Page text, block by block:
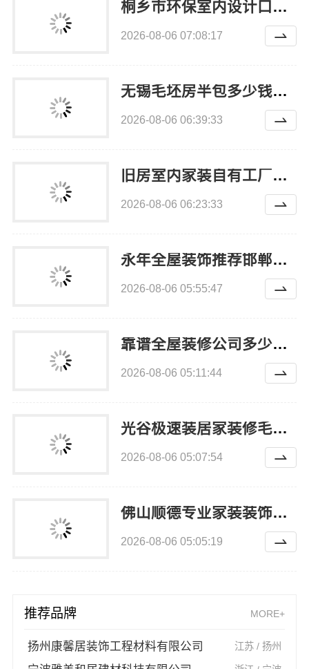
桐乡市环保室内设计口碑，嘉兴锦居装饰材料有限公司
2026-08-06 07:08:17
无锡毛坯房半包多少钱？无锡亿莱居装饰工程材料有限公司
2026-08-06 06:39:33
旧房室内家装自有工厂整体落地——福建尚艺空间新材料科技有限公司
2026-08-06 06:23:33
永年全屋装饰推荐邯郸至臻全宅新材料有限公司
2026-08-06 05:55:47
靠谱全屋装修公司多少钱，南通宏域全宅装饰建材有限公司
2026-08-06 05:11:44
光谷极速装居家装修毛坯房，本地快装（湖北）科技有限公司一站式装修落地服务
2026-08-06 05:07:54
佛山顺德专业家装装饰首选佛山市雅居美家建筑装饰工程有限公司
2026-08-06 05:05:19
推荐品牌 MORE+
扬州康馨居装饰工程材料有限公司 江苏 / 扬州